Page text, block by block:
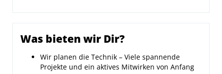
Was bieten wir Dir?
Wir planen die Technik – Viele spannende
Projekte und ein aktives Mitwirken von Anfang